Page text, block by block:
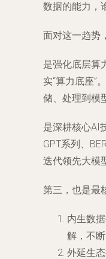
数据的能力，
面对这一趋势
是强化底层算
实“算力底座”
储、处理到模
是深耕核心AI
GPT系列、
迭代领先大模
第三，也是最
内生数
解，不
外延生